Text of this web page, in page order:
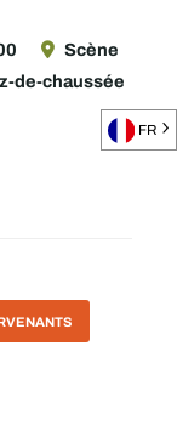
Scène
de-chaussée
FR